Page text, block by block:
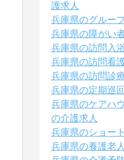
護求人
兵庫県のグルー
兵庫県の障がい
兵庫県の訪問入
兵庫県の訪問看
兵庫県の訪問診
兵庫県の定期巡
兵庫県のケアハ
の介護求人
兵庫県のショー
兵庫県の養護老